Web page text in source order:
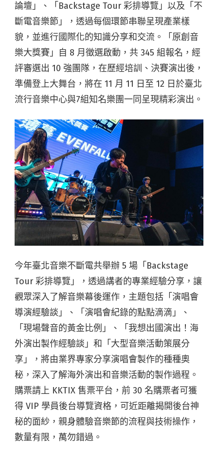
論壇」、「Backstage Tour 彩排導覽」以及「不
斷電音樂節」，透過每個環節串聯呈現產業樣
貌，並進行國際化的知識分享和交流。「原創音
樂大獎賽」自 8 月徵選啟動，共 345 組報名，經
評審選出 10 強團隊，在歷經培訓、決賽演出後，
準備登上大舞台，將在 11 月 11 日至 12 日於臺北
流行音樂中心與7組知名樂團一同呈現精彩演出。
今年臺北音樂不斷電共舉辦 5 場「Backstage
Tour 彩排導覽」，透過講者的專業經驗分享，讓
觀眾深入了解音樂幕後運作，主題包括「演唱會
導演經驗談」、「演唱會紀錄的點點滴滴」、
「現場聲音的黃金比例」、「我想出國演出！海
外演出製作經驗談」和「大型音樂活動策展分
享」，將由業界專家分享演唱會製作的種種奧
秘，深入了解海外演出和音樂活動的製作過程。
購票請上 KKTIX 售票平台，前 30 名購票者可獲
得 VIP 學員後台導覽資格，可近距離揭開後台神
秘的面紗，親身體驗音樂節的流程與技術操作，
數量有限，萬勿錯過。